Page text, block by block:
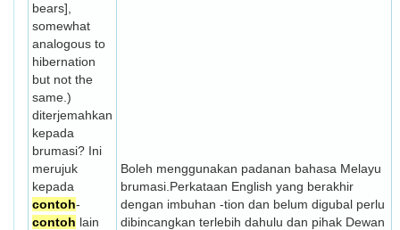
bears],
somewhat
analogous to
hibernation
but not the
same.)
diterjemahkan
kepada
brumasi? Ini
merujuk
kepada
contoh-
contoh lain
Boleh menggunakan padanan bahasa Melayu
brumasi.Perkataan English yang berakhir
dengan imbuhan -tion dan belum digubal perlu
dibincangkan terlebih dahulu dan pihak Dewan